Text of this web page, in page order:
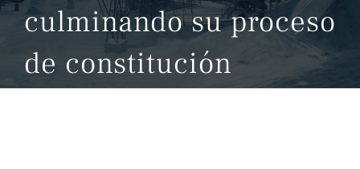
culminando su proceso
de constitución